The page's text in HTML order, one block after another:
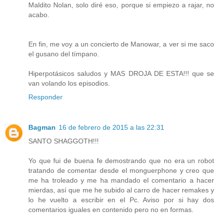
Maldito Nolan, solo diré eso, porque si empiezo a rajar, no
acabo.
En fin, me voy a un concierto de Manowar, a ver si me saco
el gusano del tímpano.
Hiperpotásicos saludos y MAS DROJA DE ESTA!!! que se
van volando los episodios.
Responder
Bagman 16 de febrero de 2015 a las 22:31
SANTO SHAGGOTH!!!
Yo que fui de buena fe demostrando que no era un robot
tratando de comentar desde el monguerphone y creo que
me ha troleado y me ha mandado el comentario a hacer
mierdas, así que me he subido al carro de hacer remakes y
lo he vuelto a escribir en el Pc. Aviso por si hay dos
comentarios iguales en contenido pero no en formas.